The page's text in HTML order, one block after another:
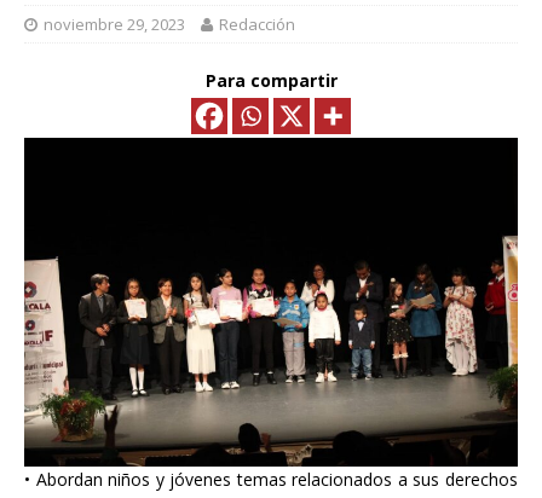
noviembre 29, 2023 Redacción
Para compartir
• Abordan niños y jóvenes temas relacionados a sus derechos